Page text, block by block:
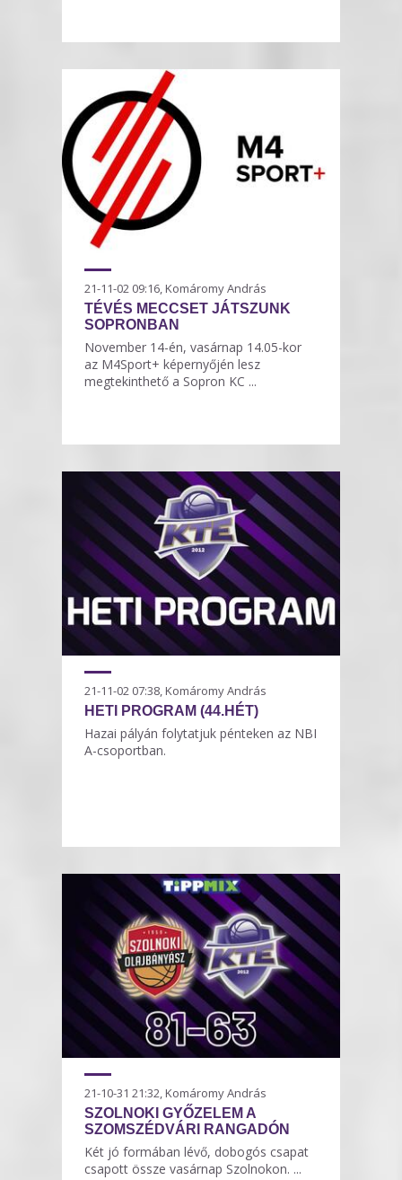
21-11-02 09:16, Komáromy András
TÉVÉS MECCSET JÁTSZUNK
SOPRONBAN
November 14-én, vasárnap 14.05-kor
az M4Sport+ képernyőjén lesz
megtekinthető a Sopron KC ...
21-11-02 07:38, Komáromy András
HETI PROGRAM (44.HÉT)
Hazai pályán folytatjuk pénteken az NBI
A-csoportban.
21-10-31 21:32, Komáromy András
SZOLNOKI GYŐZELEM A
SZOMSZÉDVÁRI RANGADÓN
Két jó formában lévő, dobogós csapat
csapott össze vasárnap Szolnokon. ...